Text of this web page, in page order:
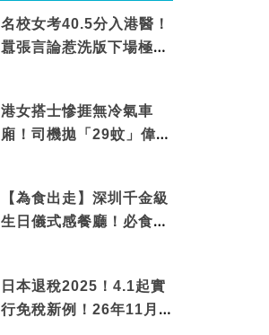
名校女考40.5分入港醫！
囂張言論惹洗版下場極震
港女搭士慘捱無冷氣車
廂！司機拋「29蚊」偉論
【為食出走】深圳千金級
生日儀式感餐廳！必食失
日本退稅2025！4.1起實
行免稅新例！26年11月